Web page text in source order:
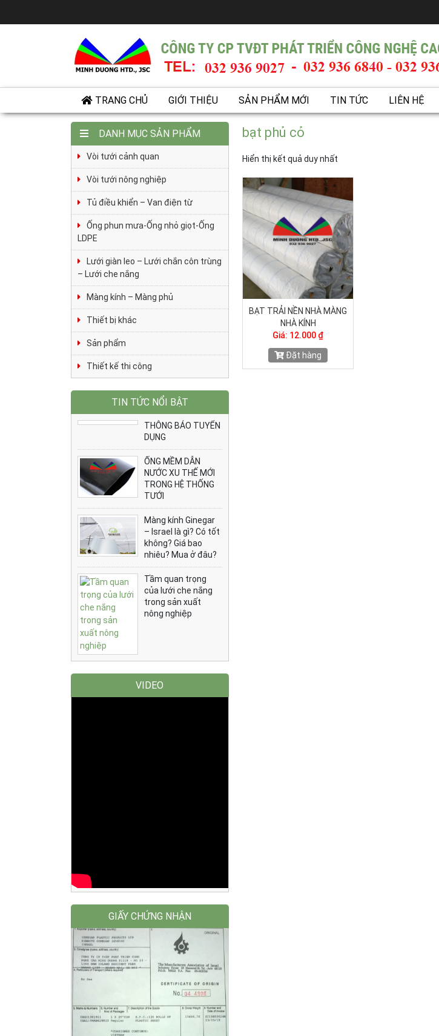
TRANG CHỦ GIỚI THIỆU SẢN PHẨM MỚI TIN TỨC LIÊN HỆ
bạt phủ cỏ
Hiển thị kết quả duy nhất
BẠT TRẢI NỀN NHÀ MÀNG
NHÀ KÍNH
Giá: 12.000 ₫
Đặt hàng
DANH MỤC SẢN PHẨM
Vòi tưới cảnh quan
Vòi tưới nông nghiệp
Tủ điều khiển – Van điện từ
Ống phun mưa-Ống nhỏ giọt-Ống
LDPE
Lưới giàn leo – Lưới chắn côn trùng
– Lưới che nắng
Màng kính – Màng phủ
Thiết bị khác
Sản phẩm
Thiết kế thi công
TIN TỨC NỔI BẬT
THÔNG BÁO TUYỂN
DỤNG
ỐNG MỀM DẪN
NƯỚC XU THẾ MỚI
TRONG HỆ THỐNG
TƯỚI
Màng kính Ginegar
– Israel là gì? Có tốt
không? Giá bao
nhiêu? Mua ở đâu?
Tầm quan trọng
của lưới che nắng
trong sản xuất
nông nghiệp
VIDEO
GIẤY CHỨNG NHẬN